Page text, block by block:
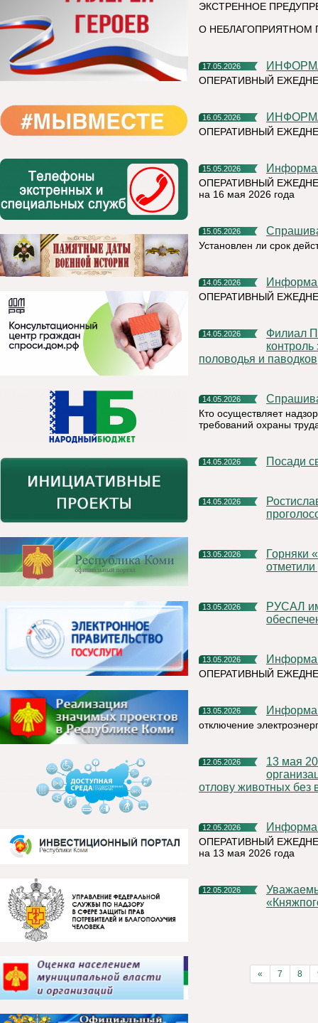
ЭКСТРЕННОЕ
О НЕБЛАГОПРИЯТНОМ
17.05.2026
ОПЕРАТИВНЫЙ
16.05.2026
ОПЕРАТИВНЫЙ
15.05.2026
ОПЕРАТИВНЫЙ
на 16 мая 2026 года
15.05.2026
Установлен ли срок
14.05.2026
ОПЕРАТИВНЫЙ
14.05.2026
Филиал ПАО «Россети» – МЭС Северо-Запада усилил
половодья и паводков
14.05.2026
Кто осуществляет
требований охраны
14.05.2026 Посади
14.05.2026
Ростислав Гольдштейн: Более 35 тысяч жителей Коми уже
13.05.2026
Горняки «Боксита Тимана» вместе с жителями Чиньяворыка
13.05.2026
РУСАЛ импортозаместил критическое программное
13.05.2026
ОПЕРАТИВНЫЙ
13.05.2026
отключение
12.05.2026
13 мая 2026 года на территории Княжпогостского района,
отлову животных без
12.05.2026
ОПЕРАТИВНЫЙ
на 13 мая 2026 года
12.05.2026
Уважаемые жители муниципального округа
« 7 8